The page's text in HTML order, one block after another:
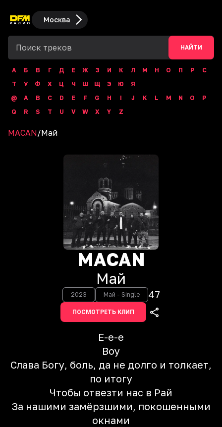
Москва
НАЙТИ
А Б В Г Д Е Ж З И К Л М Н О П Р
С
Т
У Ф Х Ц Ч Ш Щ Э Ю
Я
@
A B C D E F G H I J K L M N O
P
Q
R S T U V W X Y Z
MACAN/Май
MACAN
Май
2023 Май - Single 47
ПОСМОТРЕТЬ КЛИП
Е-е-е
Воу
Слава Богу, боль, да не долго и толкает,
по итогу
Чтобы отвезти нас в Рай
За нашими замёрзшими, покошенными
окнами